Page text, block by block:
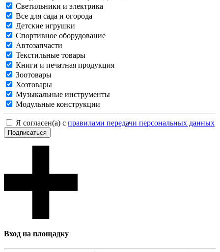
Светильники и электрика
Все для сада и огорода
Детские игрушки
Спортивное оборудование
Автозапчасти
Текстильные товары
Книги и печатная продукция
Зоотовары
Хозтовары
Музыкальные инструменты
Модульные конструкции
Я согласен(а) с правилами передачи персональных данных
Подписаться
Вход на площадку